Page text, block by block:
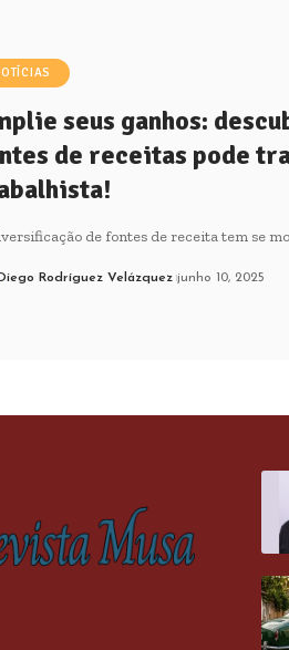
seus ganhos:
de receitas pode
de fontes de receita tem se
Rodríguez Velázquez junho 10, 2025